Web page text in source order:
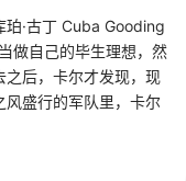
·古丁 Cuba Gooding
做自己的毕生理想，然
之后，卡尔才发现，现
风盛行的军队里，卡尔